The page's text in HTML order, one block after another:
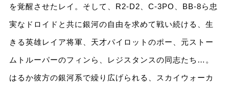
を覚醒させたレイ。そして、R2-D2、C-3PO、BB-8ら忠
実なドロイドと共に銀河の自由を求めて戦い続ける、生
きる英雄レイア将軍、天才パイロットのポー、元ストー
ムトルーパーのフィンら、レジスタンスの同志たち…。
はるか彼方の銀河系で繰り広げられる、スカイウォーカ